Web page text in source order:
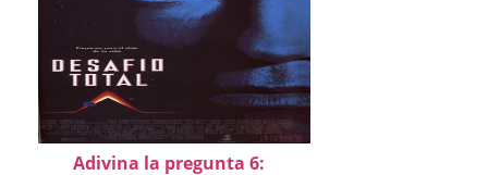
Adivina la pregunta 6: